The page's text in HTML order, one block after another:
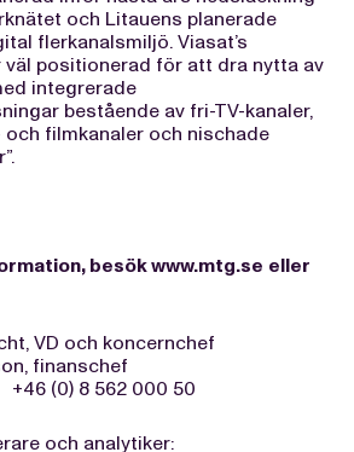
och Litauens planerade
flerkanalsmiljö. Viasat’s
positionerad för att dra nytta av
integrerade
bestående av fri-TV-kanaler,
filmkanaler och nischade
besökwww.mtg.se eller
VD och koncernchef
finanschef
562 000 50
och analytiker: